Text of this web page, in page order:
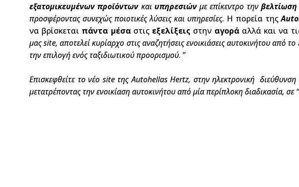
εξατομικευμένων προϊόντων και υπηρεσιώνμε επίκεντρο τηνβελτίωση
προσφέροντας συνεχώς ποιοτικές λύσεις και υπηρεσίες. Η πορεία της
να βρίσκεται πάντα μέσα στιςεξελίξεις στην αγοράαλλά και να
μαςsite, αποτελεί κυρίαρχο στις αναζητήσεις ενοικιάσεις αυτοκινήτου
την επιλογή ενός ταξιδιωτικού προορισμού. ”
Επισκεφθείτε το νέο site της Autohellas Hertz, στην ηλεκτρονική διεύθυνση
μετατρέποντας την ενοικίαση αυτοκινήτου από μία περίπλοκη διαδικασία, σε